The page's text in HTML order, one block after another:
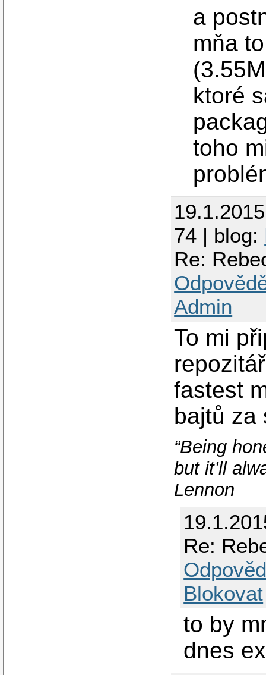
a
mňa
ktoré
toho
74 | blog:
Re:
Admin
To mi
fastest
bajtů
“Being
but it’ll
Lennon
Re:
Blokovat
to by
dnes